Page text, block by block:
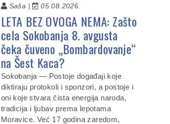
Saša | 05.08.2026.
LETA BEZ OVOGA NEMA: Zašto
cela Sokobanja 8. avgusta
čeka čuveno „Bombardovanje“
na Šest Kaca?
Sokobanja — Postoje događaji koje
diktiraju protokoli i sponzori, a postoje i
oni koje stvara čista energija naroda,
tradicija i ljubav prema lepotama
Moravice. Već 17 godina zaredom,